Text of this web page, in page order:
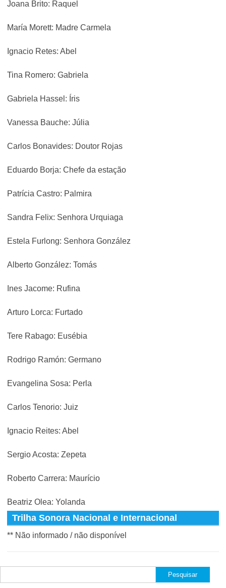
Joana Brito: Raquel
María Morett: Madre Carmela
Ignacio Retes: Abel
Tina Romero: Gabriela
Gabriela Hassel: Íris
Vanessa Bauche: Júlia
Carlos Bonavides: Doutor Rojas
Eduardo Borja: Chefe da estação
Patrícia Castro: Palmira
Sandra Felix: Senhora Urquiaga
Estela Furlong: Senhora González
Alberto González: Tomás
Ines Jacome: Rufina
Arturo Lorca: Furtado
Tere Rabago: Eusébia
Rodrigo Ramón: Germano
Evangelina Sosa: Perla
Carlos Tenorio: Juiz
Ignacio Reites: Abel
Sergio Acosta: Zepeta
Roberto Carrera: Maurício
Beatriz Olea: Yolanda
Trilha Sonora Nacional e Internacional
** Não informado / não disponível
por: